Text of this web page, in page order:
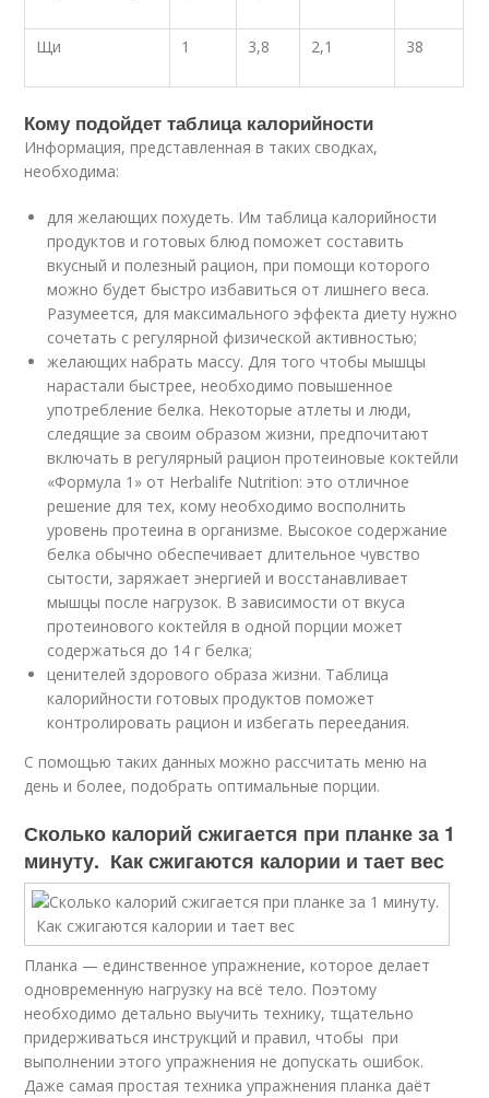
Щи 1 3,8 2,1 38
Кому подойдет таблица калорийности
Информация, представленная в таких сводках,
необходима:
для желающих похудеть. Им таблица калорийности
продуктов и готовых блюд поможет составить
вкусный и полезный рацион, при помощи которого
можно будет быстро избавиться от лишнего веса.
Разумеется, для максимального эффекта диету нужно
сочетать с регулярной физической активностью;
желающих набрать массу. Для того чтобы мышцы
нарастали быстрее, необходимо повышенное
употребление белка. Некоторые атлеты и люди,
следящие за своим образом жизни, предпочитают
включать в регулярный рацион протеиновые коктейли
«Формула 1» от Herbalife Nutrition: это отличное
решение для тех, кому необходимо восполнить
уровень протеина в организме. Высокое содержание
белка обычно обеспечивает длительное чувство
сытости, заряжает энергией и восстанавливает
мышцы после нагрузок. В зависимости от вкуса
протеинового коктейля в одной порции может
содержаться до 14 г белка;
ценителей здорового образа жизни. Таблица
калорийности готовых продуктов поможет
контролировать рацион и избегать переедания.
С помощью таких данных можно рассчитать меню на
день и более, подобрать оптимальные порции.
Сколько калорий сжигается при планке за 1
минуту. Как сжигаются калории и тает вес
Планка — единственное упражнение, которое делает
одновременную нагрузку на всё тело. Поэтому
необходимо детально выучить технику, тщательно
придерживаться инструкций и правил, чтобы при
выполнении этого упражнения не допускать ошибок.
Даже самая простая техника упражнения планка даёт